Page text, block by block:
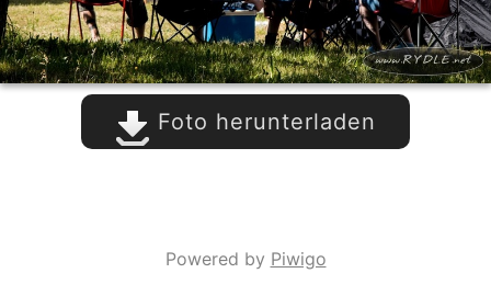
Foto herunterladen
Powered by Piwigo